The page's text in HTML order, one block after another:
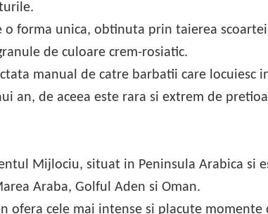
o forma unica, obtinuta prin taierea
de culoare crem-rosiatic.
manual de catre barbatii care
an, de aceea este rara si extrem de
Mijlociu, situat in Peninsula Arabica si
Araba, Golful Aden si Oman.
ofera cele mai intense si placute